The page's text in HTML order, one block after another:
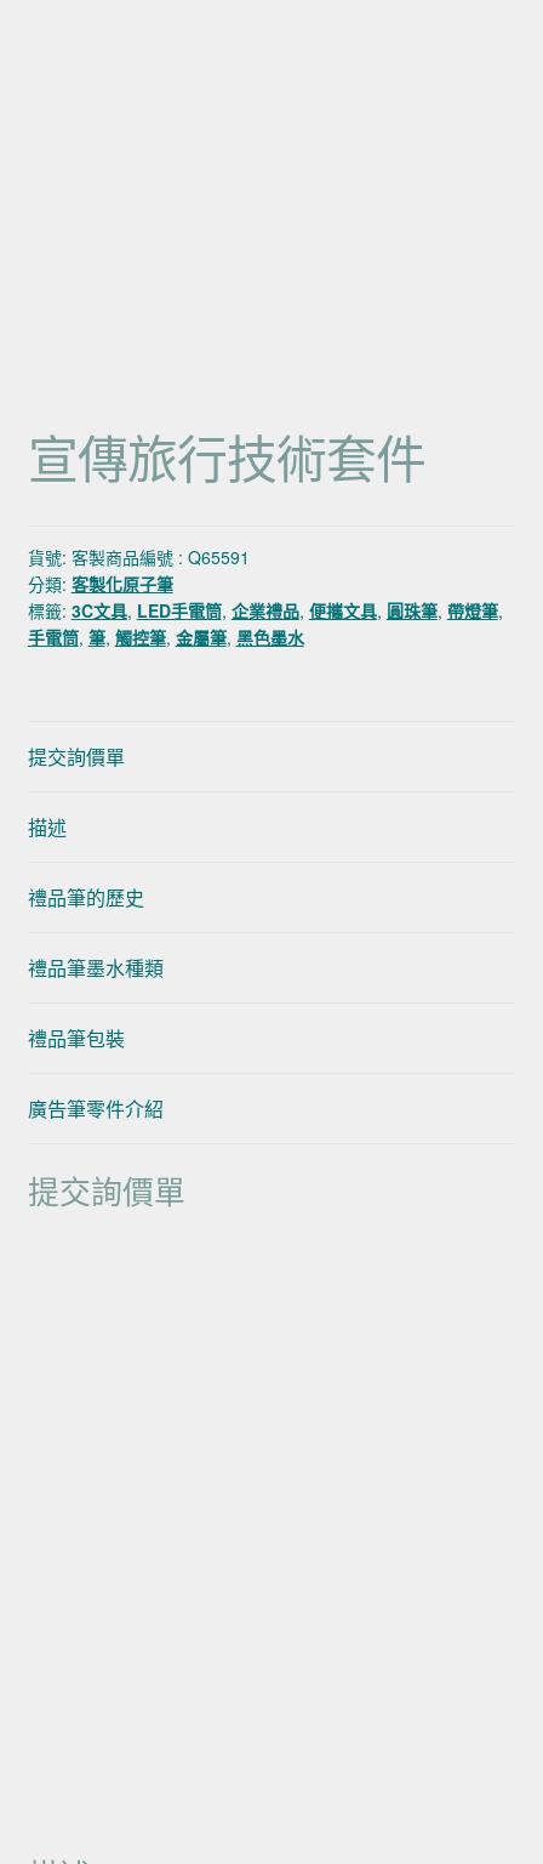
宣傳旅行技術套件
貨號: 客製商品編號 : Q65591
分類: 客製化原子筆
標籤: 3C文具, LED手電筒, 企業禮品, 便攜文具, 圓珠筆, 帶燈筆,
手電筒, 筆, 觸控筆, 金屬筆, 黑色墨水
提交詢價單
描述
禮品筆的歷史
禮品筆墨水種類
禮品筆包裝
廣告筆零件介紹
提交詢價單